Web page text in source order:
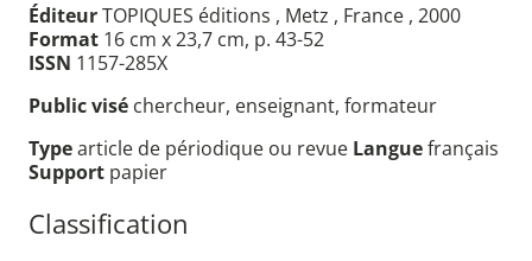
ÉditeurTOPIQUES éditions , Metz , France , 2000
Format 16 cm x 23,7 cm, p. 43-52
ISSN 1157-285X
Public visé chercheur, enseignant, formateur
Typearticle de périodique ou revue Languefrançais
Support papier
Classification